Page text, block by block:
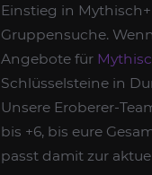
Einstieg in
Gruppensuche.
Angebote für
Schlüsselsteine in
Unsere Eroberer-
bis +6, bis eure
passt damit zur